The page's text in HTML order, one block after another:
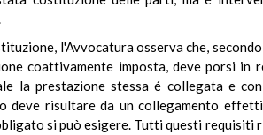
l'Avvocatura osserva che,
coattivamente imposta, deve porsi in
la prestazione stessa é collegata e
deve risultare da un collegamento
si può esigere. Tutti questi